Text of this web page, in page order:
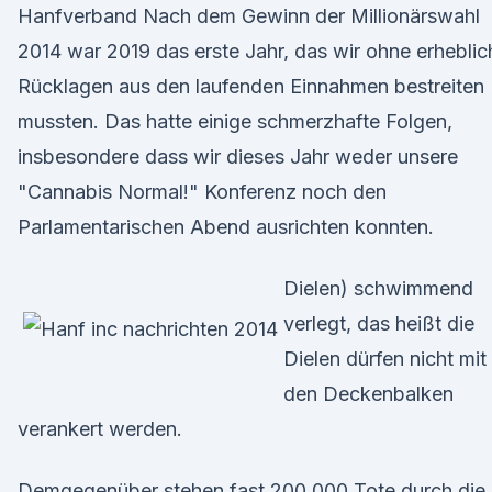
Hanfverband Nach dem Gewinn der Millionärswahl
2014 war 2019 das erste Jahr, das wir ohne
Rücklagen aus den laufenden Einnahmen bestreiten
mussten. Das hatte einige schmerzhafte Folgen,
insbesondere dass wir dieses Jahr weder unsere
"Cannabis Normal!" Konferenz noch den
Parlamentarischen Abend ausrichten konnten.
Dielen) schwimmend
verlegt, das heißt die
Dielen dürfen nicht mit
den Deckenbalken
verankert werden.